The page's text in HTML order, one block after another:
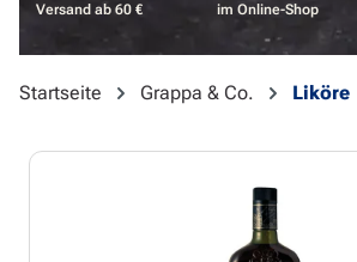
Versand ab 60 €
im Online-Shop
Startseite Grappa & Co. Liköre
Bildergalerie überspringen